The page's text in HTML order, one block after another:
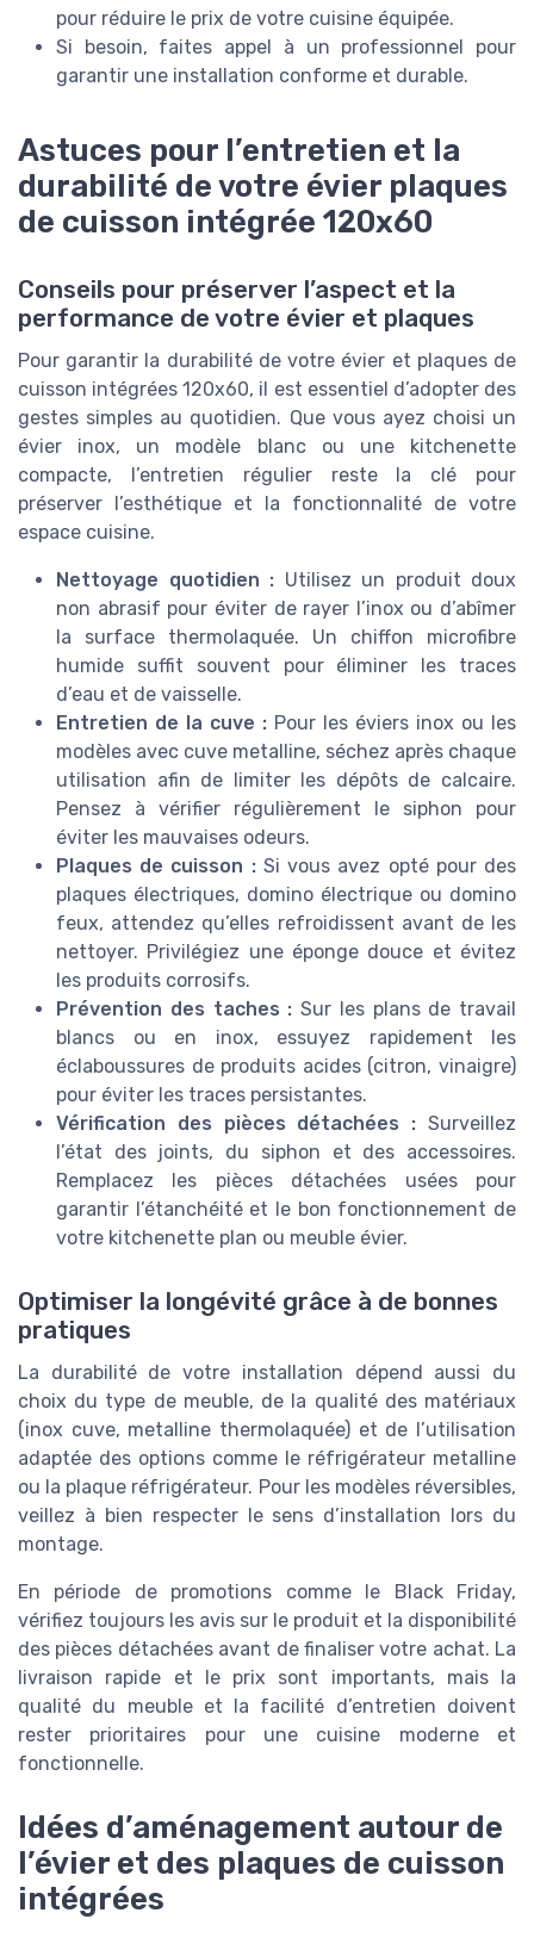
pour réduire le prix de votre cuisine équipée.
Si besoin, faites appel à un professionnel pour
garantir une installation conforme et durable.
Astuces pour l’entretien et la
durabilité de votre évier plaques
de cuisson intégrée 120x60
Conseils pour préserver l’aspect et la
performance de votre évier et plaques
Pour garantir la durabilité de votre évier et plaques de
cuisson intégrées 120x60, il est essentiel d’adopter des
gestes simples au quotidien. Que vous ayez choisi un
évier inox, un modèle blanc ou une kitchenette
compacte, l’entretien régulier reste la clé pour
préserver l’esthétique et la fonctionnalité de votre
espace cuisine.
Nettoyage quotidien : Utilisez un produit doux
non abrasif pour éviter de rayer l’inox ou d’abîmer
la surface thermolaquée. Un chiffon microfibre
humide suffit souvent pour éliminer les traces
d’eau et de vaisselle.
Entretien de la cuve : Pour les éviers inox ou les
modèles avec cuve metalline, séchez après chaque
utilisation afin de limiter les dépôts de calcaire.
Pensez à vérifier régulièrement le siphon pour
éviter les mauvaises odeurs.
Plaques de cuisson :Si vous avez opté pour des
plaques électriques, domino électrique ou domino
feux, attendez qu’elles refroidissent avant de les
nettoyer. Privilégiez une éponge douce et évitez
les produits corrosifs.
Prévention des taches : Sur les plans de travail
blancs ou en inox, essuyez rapidement les
éclaboussures de produits acides (citron, vinaigre)
pour éviter les traces persistantes.
Vérification des pièces détachées : Surveillez
l’état des joints, du siphon et des accessoires.
Remplacez les pièces détachées usées pour
garantir l’étanchéité et le bon fonctionnement de
votre kitchenette plan ou meuble évier.
Optimiser la longévité grâce à de bonnes
pratiques
La durabilité de votre installation dépend aussi du
choix du type de meuble, de la qualité des matériaux
(inox cuve, metalline thermolaquée) et de l’utilisation
adaptée des options comme le réfrigérateur metalline
ou la plaque réfrigérateur. Pour les modèles réversibles,
veillez à bien respecter le sens d’installation lors du
montage.
En période de promotions comme le Black Friday,
vérifiez toujours les avis sur le produit et la disponibilité
des pièces détachées avant de finaliser votre achat. La
livraison rapide et le prix sont importants, mais la
qualité du meuble et la facilité d’entretien doivent
rester prioritaires pour une cuisine moderne et
fonctionnelle.
Idées d’aménagement autour de
l’évier et des plaques de cuisson
intégrées